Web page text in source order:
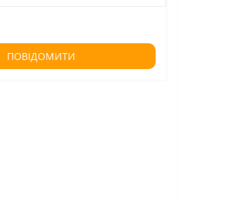
ПОВІДОМИТИ